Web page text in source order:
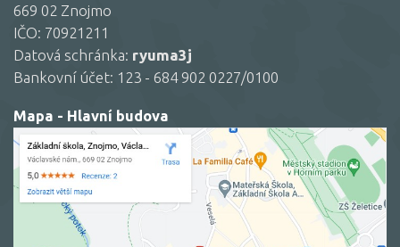
669 02 Znojmo
IČO: 70921211
Datová schránka: ryuma3j
Bankovní účet: 123 - 684 902 0227/0100
Mapa - Hlavní budova